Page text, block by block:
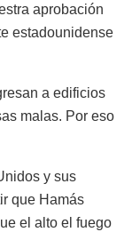
aprobación
estadounidense
a edificios
malas. Por eso
y sus
que Hamás
el alto el fuego